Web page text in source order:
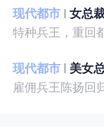
现代都市
女总
现代都市
美女